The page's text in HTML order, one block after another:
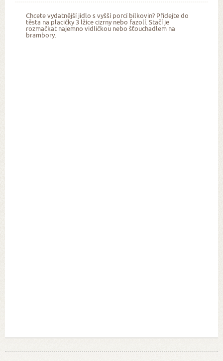
Chcete vydatnější jídlo s vyšší porcí bílkovin? Přidejte do
těsta na placičky 3 lžíce cizrny nebo fazolí. Stačí je
rozmačkat najemno vidličkou nebo šťouchadlem na
brambory.